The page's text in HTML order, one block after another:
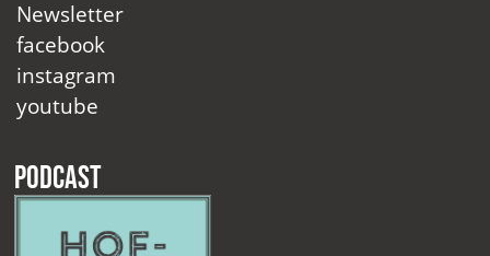
Newsletter
facebook
instagram
youtube
Podcast